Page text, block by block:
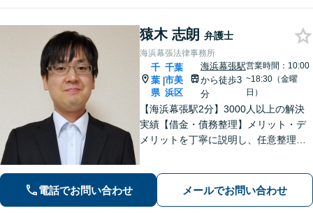
猿木 志朗 弁護士
海浜幕張法律事務所
千
葉
県
|
千葉
市美
浜区
海浜幕張駅
から徒歩3
分
営業時間：10:00
~18:30（金曜
日）
【海浜幕張駅2分】3000人以上の解決
実績【借金・債務整理】メリット・デ
メリットを丁寧に説明し、任意整理・
以内に回答、電話は弁護士直通です
【休日・夜間面談は事前予約】
電話でお問い合わせ メールでお問い合わせ